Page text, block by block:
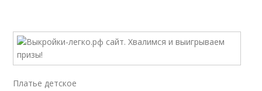
Платье детское